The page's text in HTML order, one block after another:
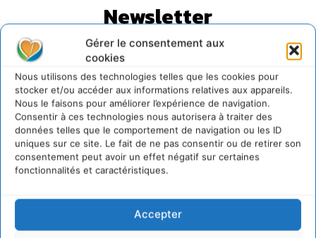
Gérer le consentement aux
cookies
Nous utilisons des technologies telles que les cookies pour
stocker et/ou accéder aux informations relatives aux appareils.
Nous le faisons pour améliorer l’expérience de navigation.
Consentir à ces technologies nous autorisera à traiter des
données telles que le comportement de navigation ou les ID
uniques sur ce site. Le fait de ne pas consentir ou de retirer son
consentement peut avoir un effet négatif sur certaines
fonctionnalités et caractéristiques.
Accepter
Newsletter
JE M'ABONNE